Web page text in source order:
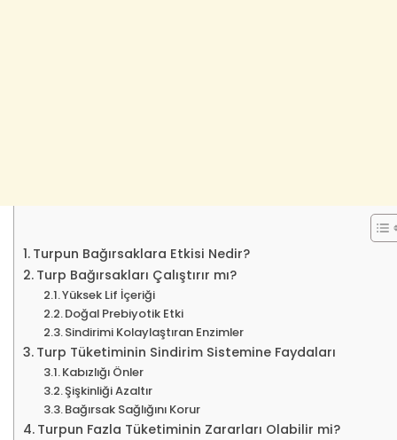
Turpun Bağırsaklara Etkisi Nedir?
Turp Bağırsakları Çalıştırır mı?
Yüksek Lif İçeriği
Doğal Prebiyotik Etki
Sindirimi Kolaylaştıran Enzimler
Turp Tüketiminin Sindirim Sistemine Faydaları
Kabızlığı Önler
Şişkinliği Azaltır
Bağırsak Sağlığını Korur
Turpun Fazla Tüketiminin Zararları Olabilir mi?